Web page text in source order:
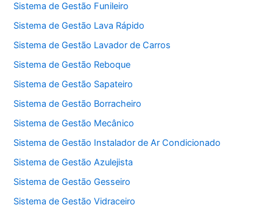
Sistema de Gestão Funileiro
Sistema de Gestão Lava Rápido
Sistema de Gestão Lavador de Carros
Sistema de Gestão Reboque
Sistema de Gestão Sapateiro
Sistema de Gestão Borracheiro
Sistema de Gestão Mecânico
Sistema de Gestão Instalador de Ar Condicionado
Sistema de Gestão Azulejista
Sistema de Gestão Gesseiro
Sistema de Gestão Vidraceiro